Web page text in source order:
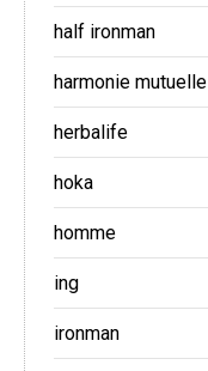
half ironman
harmonie mutuelle
herbalife
hoka
homme
ing
ironman